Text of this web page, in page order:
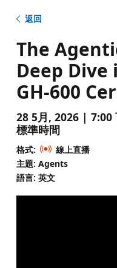
返回
The
Deep
GH-600
28 5月, 2026 | 7:00
標準時間
格式:
線上直播
主題: Agents
語言: 英文